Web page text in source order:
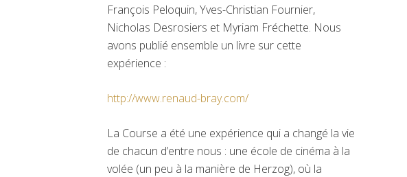
François Peloquin, Yves-Christian Fournier,
Nicholas Desrosiers et Myriam Fréchette. Nous
avons publié ensemble un livre sur cette
expérience :
http://www.renaud-bray.com/
La Course a été une expérience qui a changé la vie
de chacun d’entre nous : une école de cinéma à la
volée (un peu à la manière de Herzog), où la